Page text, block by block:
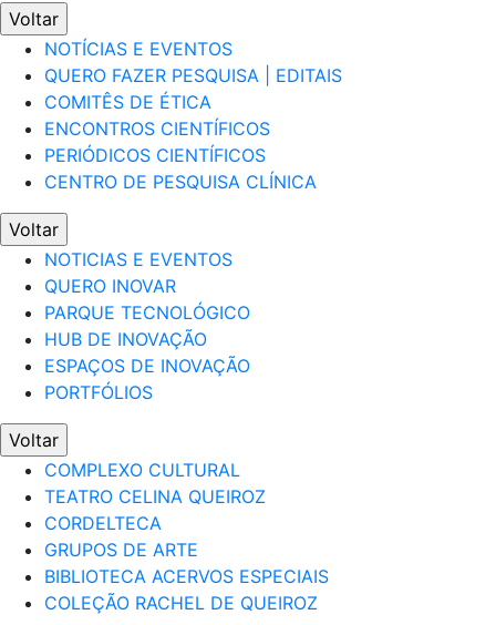
Voltar
NOTÍCIAS E EVENTOS
QUERO FAZER PESQUISA | EDITAIS
COMITÊS DE ÉTICA
ENCONTROS CIENTÍFICOS
PERIÓDICOS CIENTÍFICOS
CENTRO DE PESQUISA CLÍNICA
Voltar
NOTICIAS E EVENTOS
QUERO INOVAR
PARQUE TECNOLÓGICO
HUB DE INOVAÇÃO
ESPAÇOS DE INOVAÇÃO
PORTFÓLIOS
Voltar
COMPLEXO CULTURAL
TEATRO CELINA QUEIROZ
CORDELTECA
GRUPOS DE ARTE
BIBLIOTECA ACERVOS ESPECIAIS
COLEÇÃO RACHEL DE QUEIROZ